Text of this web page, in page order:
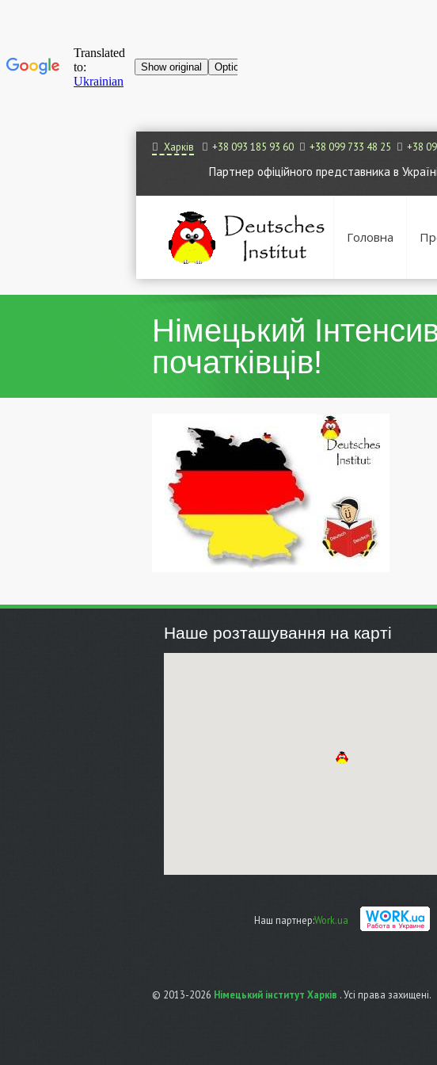
Харків +38 093 185 93 60 +38 099 733 48 25 +38
Партнер офіційного представника в
Головна
Німецький
початківців!
Наше розташування на карті
Наш партнер:Work.ua
© 2013-2026 Німецький інститут Харків . Усі права захищені.